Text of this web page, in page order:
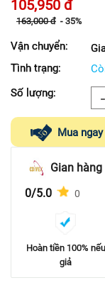
105,950 đ
163,000 đ - 35%
Vận chuyển:
Tình trạng:
Số lượng:
-
Mua ngay
Gian hàng
0/5.0
0
Hoàn tiền 100% nếu
giả